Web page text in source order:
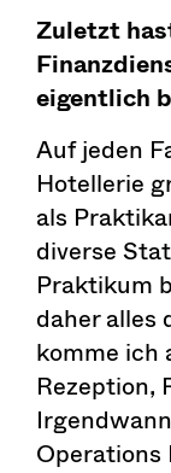
Zuletzt
eigentlich
Auf jeden
Hotellerie
als
diverse
Praktikum
daher alles
komme ich
Rezeption,
Operations